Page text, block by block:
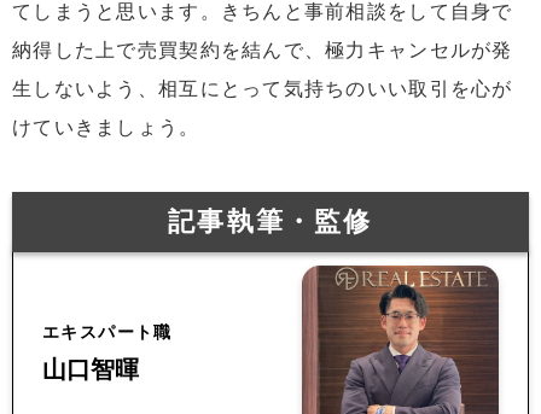
てしまうと思います。きちんと事前相談をして自身で
納得した上で売買契約を結んで、極力キャンセルが発
生しないよう、相互にとって気持ちのいい取引を心が
けていきましょう。
記事執筆・監修
エキスパート職
山口智暉